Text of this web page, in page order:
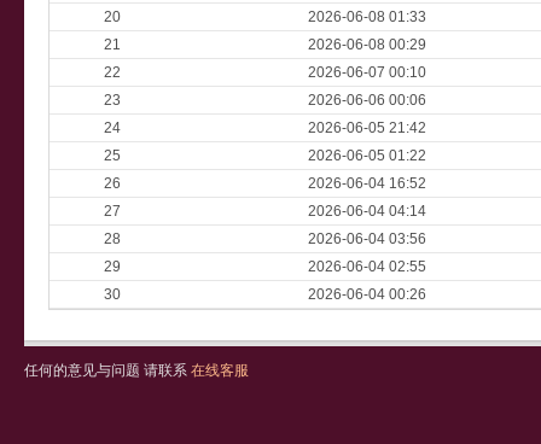
20
2026-06-08 01:33
21
2026-06-08 00:29
22
2026-06-07 00:10
23
2026-06-06 00:06
24
2026-06-05 21:42
25
2026-06-05 01:22
26
2026-06-04 16:52
27
2026-06-04 04:14
28
2026-06-04 03:56
29
2026-06-04 02:55
30
2026-06-04 00:26
任何的意见与问题 请联系 在线客服